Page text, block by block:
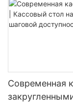
Современная